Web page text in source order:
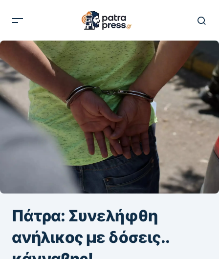
Πάτρα: Συνελήφθη
ανήλικος με δόσεις..